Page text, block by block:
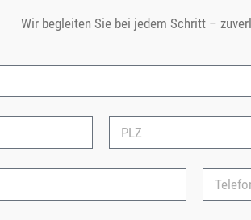
Wir begleiten Sie bei jedem Schritt –